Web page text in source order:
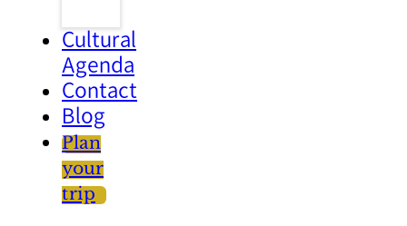
Cultural
Agenda
Contact
Blog
Plan
your
trip